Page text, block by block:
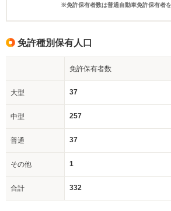
※免許保有者数は普通自動車免許保有者
免許種別保有人口
免許保有者数
大型 37
中型 257
普通 37
その他 1
合計 332